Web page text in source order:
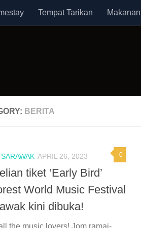
Tempat Tarikan Makanan
BERITA
0
SARAWAK APRIL 26, 2023
tiket ‘Early Bird’
World Music Festival
kini dibuka!